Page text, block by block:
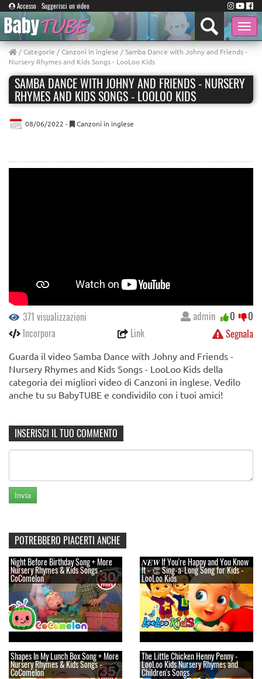
Accesso Suggerisci un video
Toggle
/Categorie /Canzoni in inglese / Samba Dance with Johny and Friends -
Nursery Rhymes and Kids Songs - LooLoo Kids
SAMBA DANCE WITH JOHNY AND FRIENDS - NURSERY
RHYMES AND KIDS SONGS - LOOLOO KIDS
08/06/2022 - Canzoni in inglese
371 visualizzazioni
Incorpora
Link Segnala
admin 0 0
Guarda il video Samba Dance with Johny and Friends -
Nursery Rhymes and Kids Songs - LooLoo Kids della
categoria dei migliori video di Canzoni in inglese. Vedilo
anche tu su BabyTUBE e condividilo con i tuoi amici!
INSERISCI IL TUO COMMENTO
POTREBBERO PIACERTI ANCHE
Night Before Birthday Song + More
Nursery Rhymes & Kids Songs -
CoComelon
𝑵𝑬𝑾 If You're Happy and You Know
It - 👏 Sing-a-Long Song for Kids -
LooLoo Kids
Shapes In My Lunch Box Song + More
Nursery Rhymes & Kids Songs -
CoComelon
The Little Chicken Henny Penny -
LooLoo Kids Nursery Rhymes and
Children's Songs